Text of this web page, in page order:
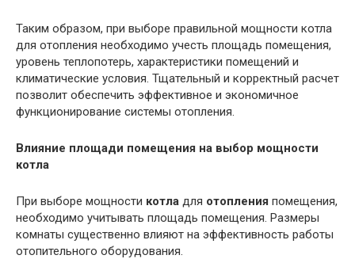
Таким образом, при выборе правильной мощности котла
для отопления необходимо учесть площадь помещения,
уровень теплопотерь, характеристики помещений и
климатические условия. Тщательный и корректный расчет
позволит обеспечить эффективное и экономичное
функционирование системы отопления.
Влияние площади помещения на выбор мощности
котла
При выборе мощности котла для отопления помещения,
необходимо учитывать площадь помещения. Размеры
комнаты существенно влияют на эффективность работы
отопительного оборудования.